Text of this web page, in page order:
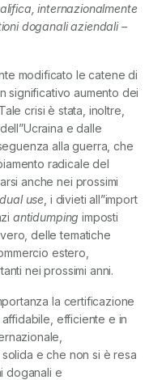
internazionalmente
doganali aziendali –
modificato le catene di
significativo aumento dei
crisi è stata, inoltre,
e dalle
alla guerra, che
radicale del
anche nei prossimi
dual use , i divieti all”import
antidumpingimposti
delle tematiche
estero,
nei prossimi anni.
la certificazione
efficiente e in
e che non si è resa
doganali e